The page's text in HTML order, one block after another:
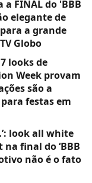
a FINAL do 'BBB
elegante de
a grande
Globo
looks de
Week provam
são a
festas em
look all white
final do ‘BBB
não é o fato